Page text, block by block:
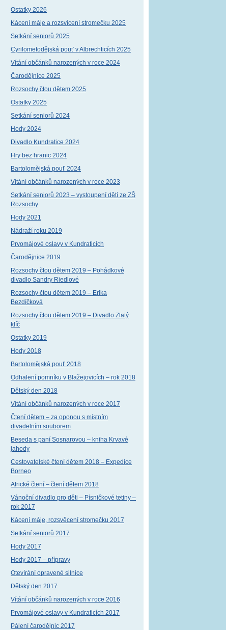
Ostatky 2026
Kácení máje a rozsvícení stromečku 2025
Setkání seniorů 2025
Cyrilometodějská pouť v Albrechticích 2025
Vítání občánků narozených v roce 2024
Čarodějnice 2025
Rozsochy čtou dětem 2025
Ostatky 2025
Setkání seniorů 2024
Hody 2024
Divadlo Kundratice 2024
Hry bez hranic 2024
Bartolomějská pouť 2024
Vítání občánků narozených v roce 2023
Setkání seniorů 2023 – vystoupení dětí ze ZŠ
Rozsochy
Hody 2021
Nádraží roku 2019
Prvomájové oslavy v Kundraticích
Čarodějnice 2019
Rozsochy čtou dětem 2019 – Pohádkové
divadlo Sandry Riedlové
Rozsochy čtou dětem 2019 – Erika
Bezdíčková
Rozsochy čtou dětem 2019 – Divadlo Zlatý
klíč
Ostatky 2019
Hody 2018
Bartolomějská pouť 2018
Odhalení pomníku v Blažejovicích – rok 2018
Dětský den 2018
Vítání občánků narozených v roce 2017
Čtení dětem – za oponou s místním
divadelním souborem
Beseda s paní Sosnarovou – kniha Krvavé
jahody
Cestovatelské čtení dětem 2018 – Expedice
Borneo
Africké čtení – čtení dětem 2018
Vánoční divadlo pro děti – Písničkové tetiny –
rok 2017
Kácení máje, rozsvěcení stromečku 2017
Setkání seniorů 2017
Hody 2017
Hody 2017 – přípravy
Otevírání opravené silnice
Dětský den 2017
Vítání občánků narozených v roce 2016
Prvomájové oslavy v Kundraticích 2017
Pálení čarodějnic 2017